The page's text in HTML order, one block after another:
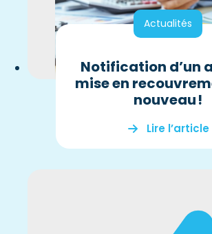
Actualités
Notification d’un
mise en
nouveau !
Lire l’article